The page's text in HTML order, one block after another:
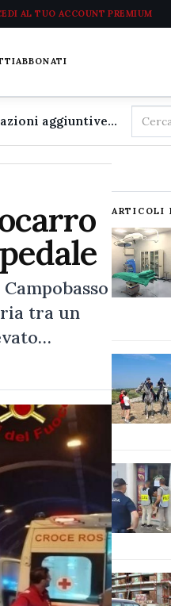
AL TUO ACCOUNT PREMIUM
ABBONATI
Chirurgia al "Caracciolo", Greco: «Servirà solo a pagare prestazioni aggiuntive a medici con turni da 800 euro al giorno»
Cerca
nel
tra un
ARTICOLI